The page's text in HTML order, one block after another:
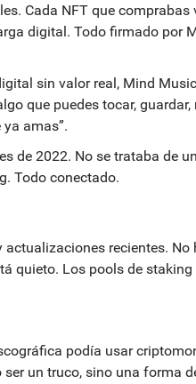
Cada NFT que comprabas
digital. Todo firmado por
sin valor real, Mind
que puedes tocar, guardar,
amas”.
de 2022. No se trataba de
Todo conectado.
recientes. No
quieto. Los pools de
podía usar
ser un truco, sino una forma